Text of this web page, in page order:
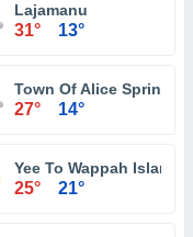
Lajamanu
31° 13°
Town Of Alice Springs
27° 14°
Yee To Wappah Island
25° 21°